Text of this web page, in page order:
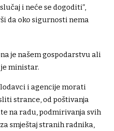
i neće se dogoditi”,
da oko sigurnosti nema
je našem gospodarstvu ali
je ministar.
i agencije morati
strance, od poštivanja
na radu, podmirivanja svih
smještaj stranih radnika,